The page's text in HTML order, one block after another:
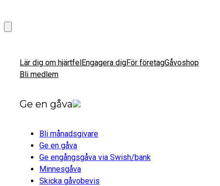
Lär dig om hjärtfelEngagera digFör företagGåvoshop
Bli medlem
Ge en gåva
Bli månadsgivare
Ge en gåva
Ge engångsgåva via Swish/bank
Minnesgåva
Skicka gåvobevis